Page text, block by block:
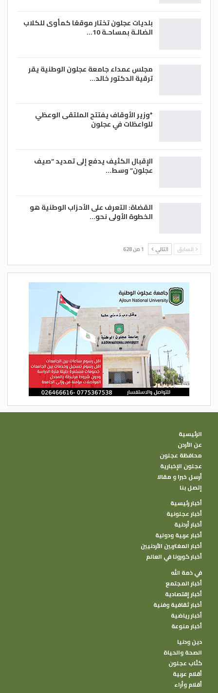
بلديات عجلون تختار موقعًا كمأوى للكلاب
الضالـة بمساحـة 10…
مجلس عمداء جامعة عجلون الوطنية يقر
ترقية الدكتور خالد…
*وزير الأوقاف يفتتح الملتقى الوعظي
للواعظات في عجلون
الإقبال الكثيف يدفع إلى تمديد “صيف
عجلون” وسط…
القضاة: التعرف على الأحزاب الوطنية هو
الخطوة الأولى نحو…
السابق التالي 1 من 628
الرئيسية
عن الأردن
محافظة عجلون
عجلون الإخبارية
أرسل خبرا و مقالا
إتصل بنا
أخبار رئيسية
أخبار عجلونية
أخبار أردنية
أخبار عربية ودولية
أخبار المغتربين الأردنيين
أخبار كورونا في العالم
في ذمة الله
أخبار المجتمع
أخبار إقتصادية
أخبار ثقافية وفنية
أخبار رياضية
أخبار منوعة
دين ودنيا
الصحة والحياة
كتًاب عجلون
أقلام عربية
أقلام وأراء